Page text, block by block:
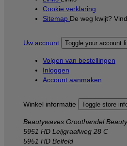
Cookie verklaring
Sitemap De weg kwijt?
Uw account Toggle your account
Volgen van bestellingen
Inloggen
Account aanmaken
Winkel informatie Toggle store
Beautywaves Groothandel
5951 HD Leijgraafweg 28 C
5951 HD Belfeld